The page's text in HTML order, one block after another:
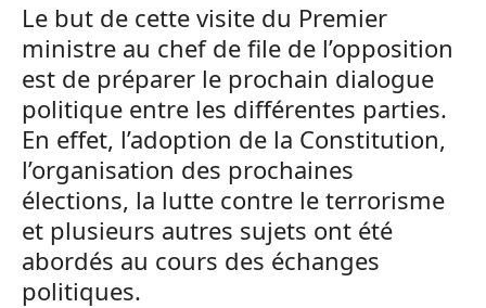
Le but de cette visite du Premier
ministre au chef de file de l’opposition
est de préparer le prochain dialogue
politique entre les différentes parties.
En effet, l’adoption de la Constitution,
l’organisation des prochaines
élections, la lutte contre le terrorisme
et plusieurs autres sujets ont été
abordés au cours des échanges
politiques.